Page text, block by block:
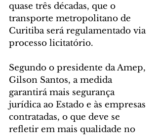
quase três décadas, que o
transporte metropolitano de
Curitiba será regulamentado via
processo licitatório.
Segundo o presidente da Amep,
Gilson Santos, a medida
garantirá mais segurança
jurídica ao Estado e às empresas
contratadas, o que deve se
refletir em mais qualidade no